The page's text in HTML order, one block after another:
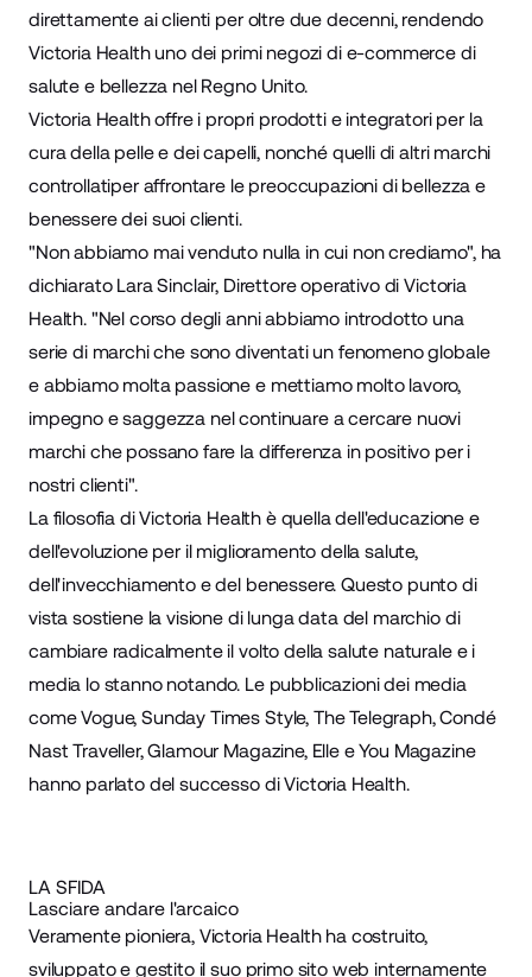
direttamente ai clienti per oltre due decenni, rendendo
Victoria Health uno dei primi negozi di e-commerce di
salute e bellezza nel Regno Unito.
Victoria Health offre i propri prodotti e integratori per la
cura della pelle e dei capelli, nonché quelli di altri marchi
controllatiper affrontare le preoccupazioni di bellezza e
benessere dei suoi clienti.
"Non abbiamo mai venduto nulla in cui non crediamo", ha
dichiarato Lara Sinclair, Direttore operativo di Victoria
Health. "Nel corso degli anni abbiamo introdotto una
serie di marchi che sono diventati un fenomeno globale
e abbiamo molta passione e mettiamo molto lavoro,
impegno e saggezza nel continuare a cercare nuovi
marchi che possano fare la differenza in positivo per i
nostri clienti".
La filosofia di Victoria Health è quella dell'educazione e
dell'evoluzione per il miglioramento della salute,
dell'invecchiamento e del benessere. Questo punto di
vista sostiene la visione di lunga data del marchio di
cambiare radicalmente il volto della salute naturale e i
media lo stanno notando. Le pubblicazioni dei media
come Vogue, Sunday Times Style, The Telegraph, Condé
Nast Traveller, Glamour Magazine, Elle e You Magazine
hanno parlato del successo di Victoria Health.
LA SFIDA
Lasciare andare l'arcaico
Veramente pioniera, Victoria Health ha costruito,
sviluppato e gestito il suo primo sito web internamente